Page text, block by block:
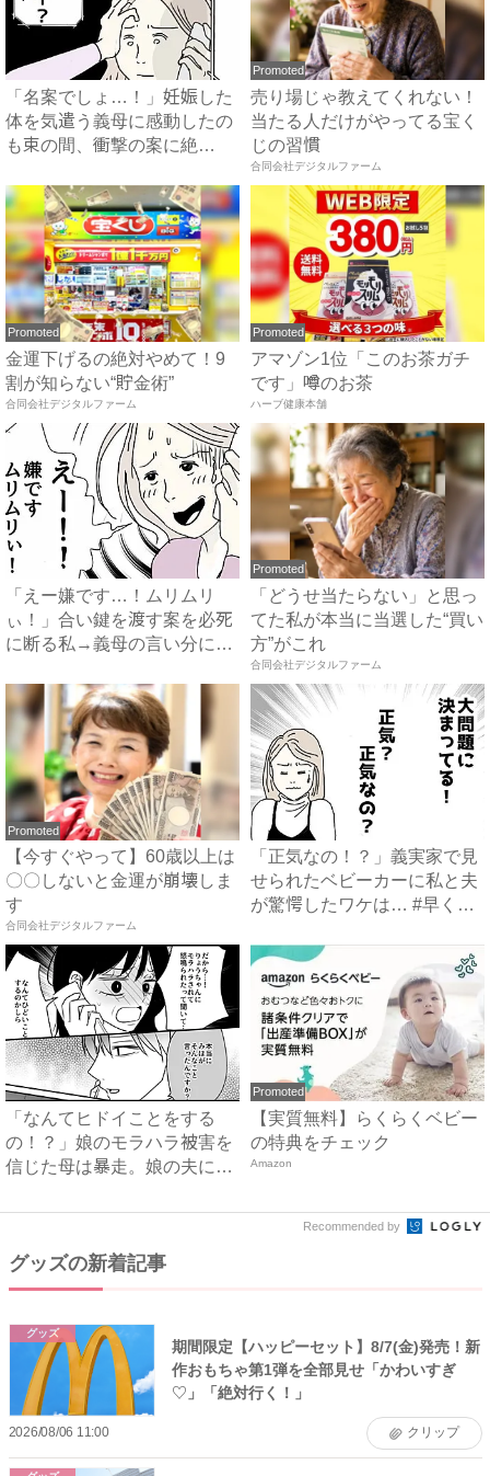
「名案でしょ…！」妊娠した
体を気遣う義母に感動したの
も束の間、衝撃の案に絶
Promoted
売り場じゃ教えてくれない！
当たる人だけがやってる宝く
じの習慣
合同会社デジタルファーム
Promoted
金運下げるの絶対やめて！9
割が知らない“貯金術”
合同会社デジタルファーム
Promoted
アマゾン1位「このお茶ガチ
です」噂のお茶
ハーブ健康本舗
「えー嫌です…！ムリムリ
ぃ！」合い鍵を渡す案を必死
に断る私→義母の言い分にあ
Promoted
「どうせ当たらない」と思っ
てた私が本当に当選した“買い
方”がこれ
合同会社デジタルファーム
Promoted
【今すぐやって】60歳以上は
〇〇しないと金運が崩壊しま
す
合同会社デジタルファーム
「正気なの！？」義実家で見
せられたベビーカーに私と夫
が驚愕したワケは… #早く
「なんてヒドイことをする
の！？」娘のモラハラ被害を
信じた母は暴走。娘の夫に電
Promoted
【実質無料】らくらくベビー
の特典をチェック
Amazon
Recommended by
グッズの新着記事
グッズ
期間限定【ハッピーセット】8/7(金)発売！新
作おもちゃ第1弾を全部見せ「かわいすぎ
♡」「絶対行く！」
2026/08/06 11:00 クリップ